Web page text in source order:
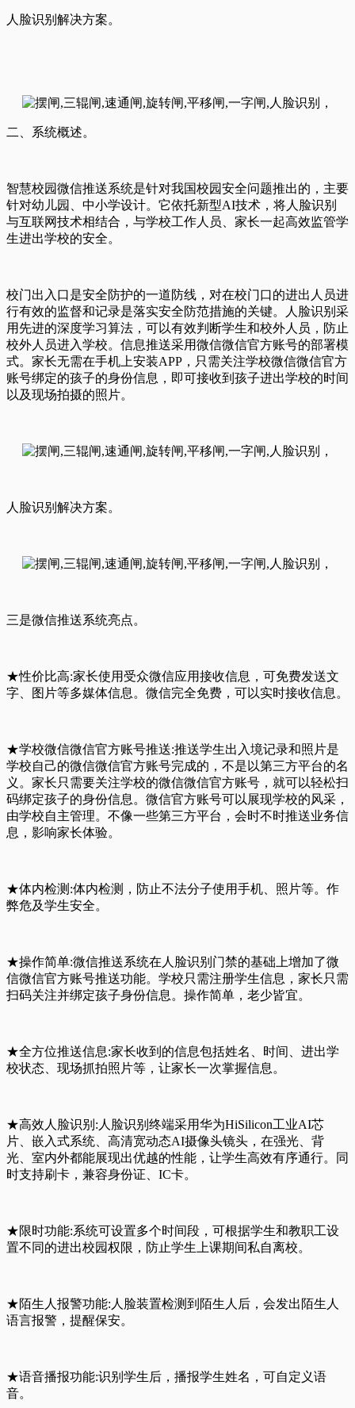
人脸识别解决方案。
二、系统概述。
智慧校园微信推送系统是针对我国校园安全问题推出的，主要
针对幼儿园、中小学设计。它依托新型AI技术，将人脸识别
与互联网技术相结合，与学校工作人员、家长一起高效监管学
生进出学校的安全。
校门出入口是安全防护的一道防线，对在校门口的进出人员进
行有效的监督和记录是落实安全防范措施的关键。人脸识别采
用先进的深度学习算法，可以有效判断学生和校外人员，防止
校外人员进入学校。信息推送采用微信微信官方账号的部署模
式。家长无需在手机上安装APP，只需关注学校微信微信官方
账号绑定的孩子的身份信息，即可接收到孩子进出学校的时间
以及现场拍摄的照片。
人脸识别解决方案。
三是微信推送系统亮点。
★性价比高:家长使用受众微信应用接收信息，可免费发送文
字、图片等多媒体信息。微信完全免费，可以实时接收信息。
★学校微信微信官方账号推送:推送学生出入境记录和照片是
学校自己的微信微信官方账号完成的，不是以第三方平台的名
义。家长只需要关注学校的微信微信官方账号，就可以轻松扫
码绑定孩子的身份信息。微信官方账号可以展现学校的风采，
由学校自主管理。不像一些第三方平台，会时不时推送业务信
息，影响家长体验。
★体内检测:体内检测，防止不法分子使用手机、照片等。作
弊危及学生安全。
★操作简单:微信推送系统在人脸识别门禁的基础上增加了微
信微信官方账号推送功能。学校只需注册学生信息，家长只需
扫码关注并绑定孩子身份信息。操作简单，老少皆宜。
★全方位推送信息:家长收到的信息包括姓名、时间、进出学
校状态、现场抓拍照片等，让家长一次掌握信息。
★高效人脸识别:人脸识别终端采用华为HiSilicon工业AI芯
片、嵌入式系统、高清宽动态AI摄像头镜头，在强光、背
光、室内外都能展现出优越的性能，让学生高效有序通行。同
时支持刷卡，兼容身份证、IC卡。
★限时功能:系统可设置多个时间段，可根据学生和教职工设
置不同的进出校园权限，防止学生上课期间私自离校。
★陌生人报警功能:人脸装置检测到陌生人后，会发出陌生人
语言报警，提醒保安。
★语音播报功能:识别学生后，播报学生姓名，可自定义语
音。